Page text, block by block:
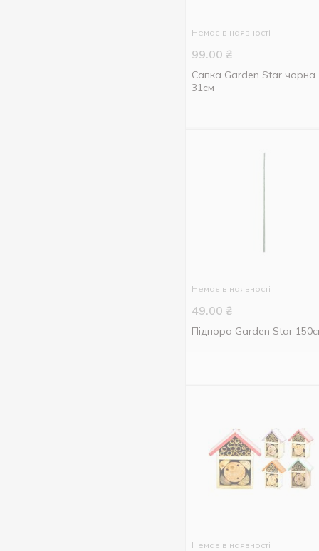
Немає в наявності
99.00 ₴
Сапка Garden Star чорна
31см
Немає в наявності
49.00 ₴
Підпора Garden Star
Немає в наявності